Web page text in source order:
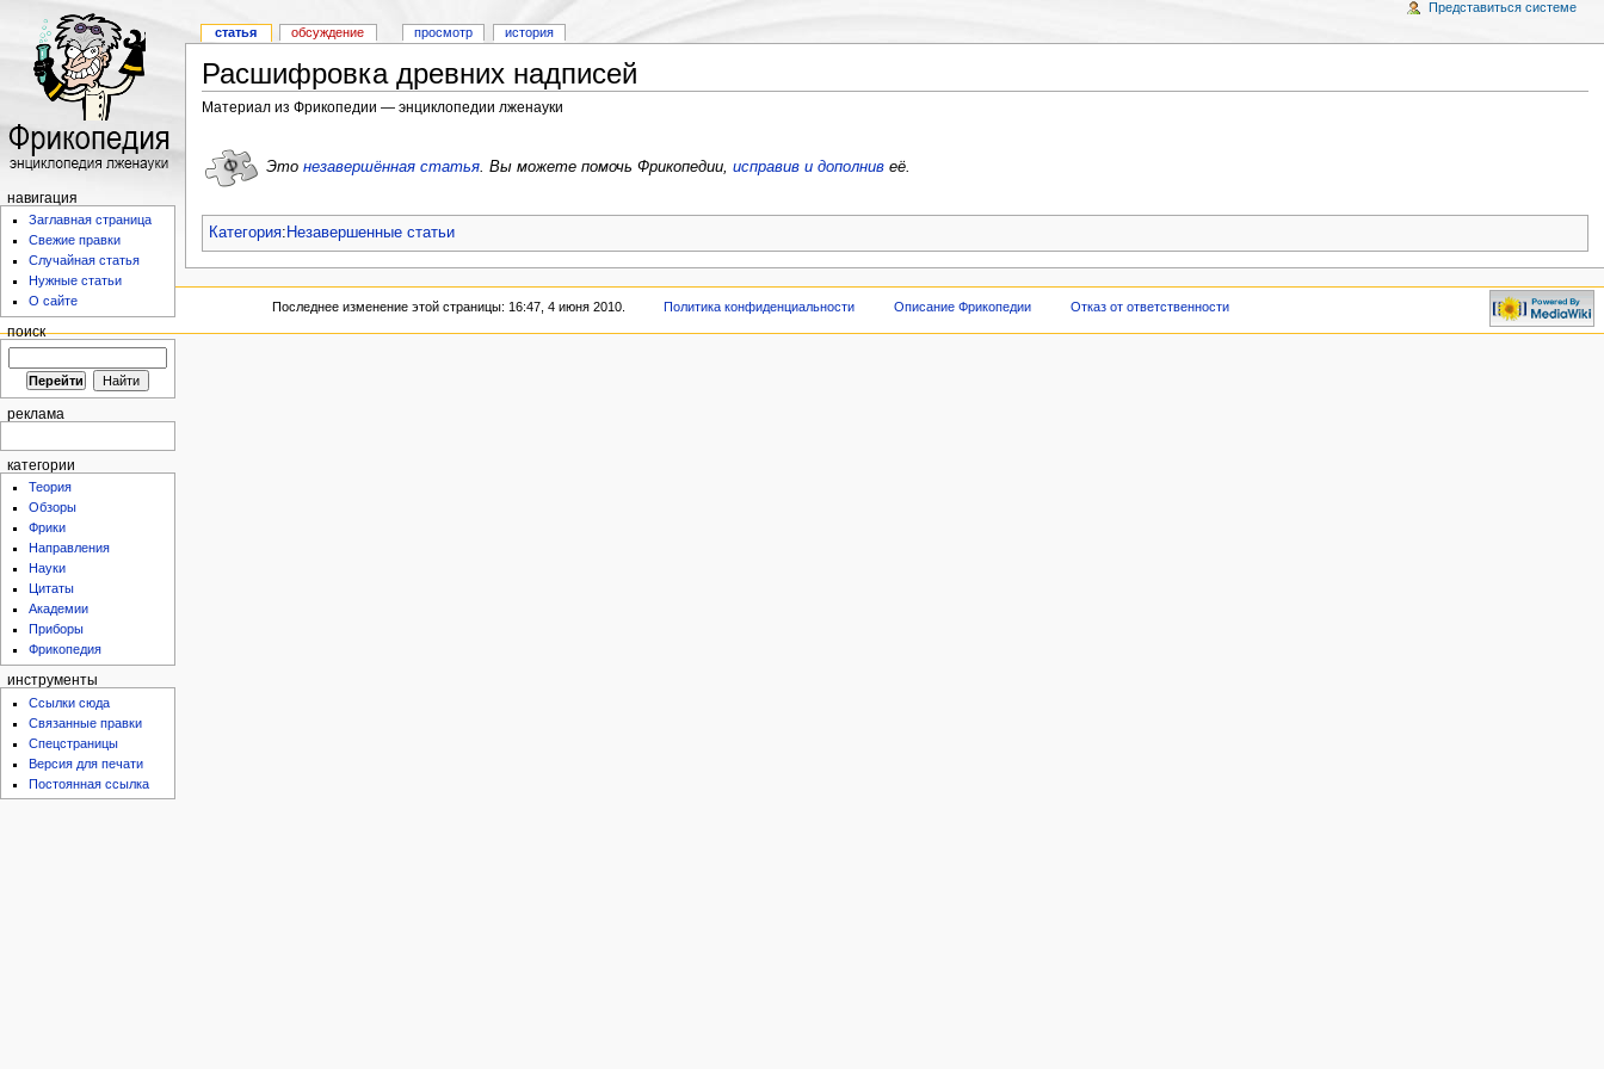
статья обсуждение просмотр история
Представиться системе
навигация
Заглавная страница
Свежие правки
Случайная статья
Нужные статьи
О сайте
поиск
реклама
категории
Теория
Обзоры
Фрики
Направления
Науки
Цитаты
Академии
Приборы
Фрикопедия
инструменты
Ссылки сюда
Связанные правки
Спецстраницы
Версия для печати
Постоянная ссылка
Расшифровка древних надписей
Материал из Фрикопедии — энциклопедии лженауки
Это незавершённая статья. Вы можете помочь Фрикопедии, исправив и дополнивеё.
Категория: Незавершенные статьи
Последнее изменение этой страницы: 16:47, 4 июня 2010. Политика конфиденциальности Описание Фрикопедии Отказ от ответственности